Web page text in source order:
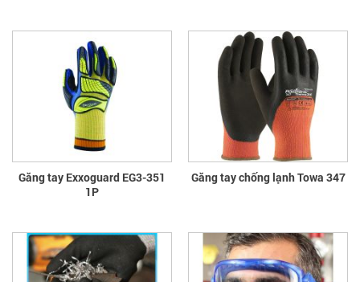
Găng tay Exxoguard EG3-351
1P
Găng tay chống lạnh Towa 347